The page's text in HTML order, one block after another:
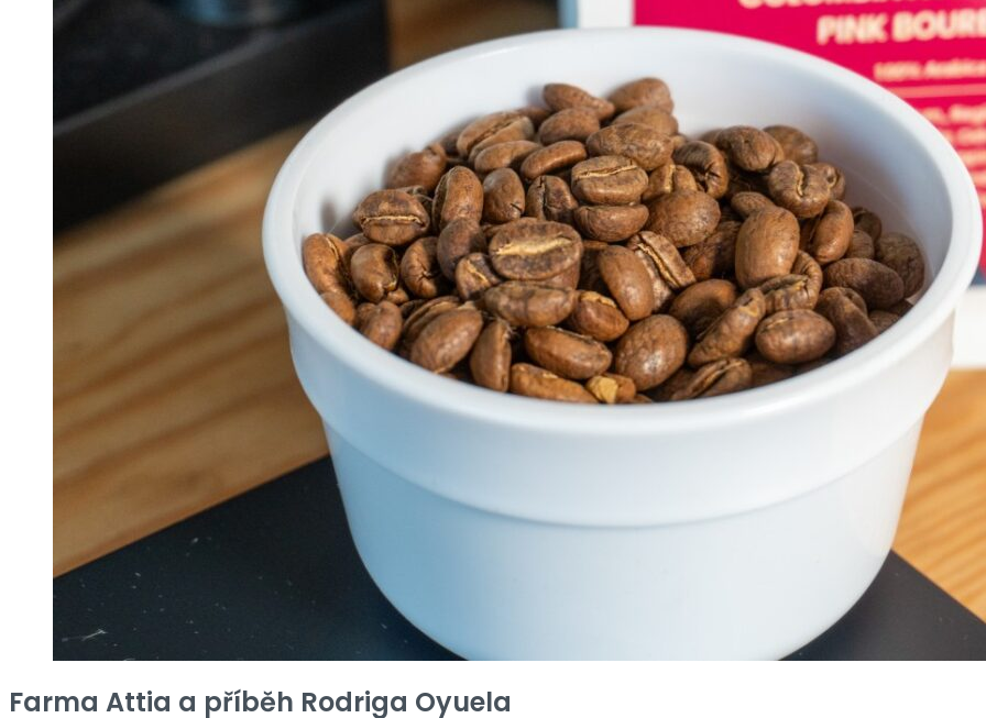
Farma Attia a příběh Rodriga Oyuela